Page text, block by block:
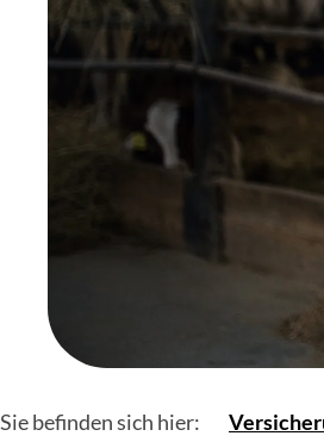
Sie befinden sich hier: